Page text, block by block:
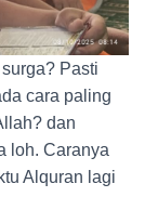
Pasti
cara paling
dan
loh. Caranya
Alquran lagi